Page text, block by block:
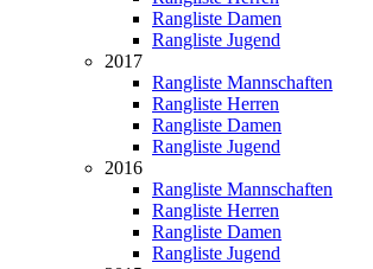
Rangliste Damen
Rangliste Jugend
2017
Rangliste Mannschaften
Rangliste Herren
Rangliste Damen
Rangliste Jugend
2016
Rangliste Mannschaften
Rangliste Herren
Rangliste Damen
Rangliste Jugend